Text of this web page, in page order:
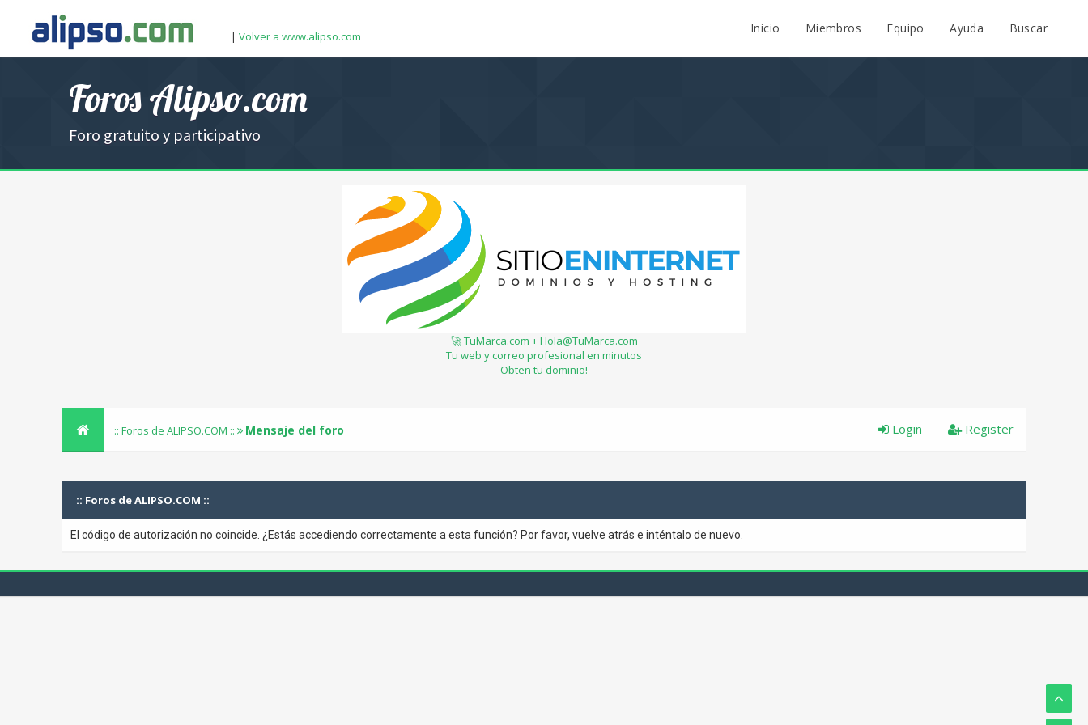
| Volver a www.alipso.com
Inicio Miembros Equipo Ayuda Buscar
Foros Alipso.com
Foro gratuito y participativo
🚀 TuMarca.com + Hola@TuMarca.com
Tu web y correo profesional en minutos
Obten tu dominio!
:: Foros de ALIPSO.COM :: Mensaje del foro Register
Login
:: Foros de ALIPSO.COM ::
El código de autorización no coincide. ¿Estás accediendo correctamente a esta función? Por favor, vuelve atrás e inténtalo de nuevo.